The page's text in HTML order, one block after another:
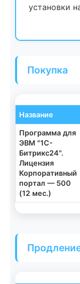
установки
Покупка
Название
Программа для
ЭВМ "1С-
Битрикс24".
Лицензия
Корпоративный
портал — 500
(12 мес.)